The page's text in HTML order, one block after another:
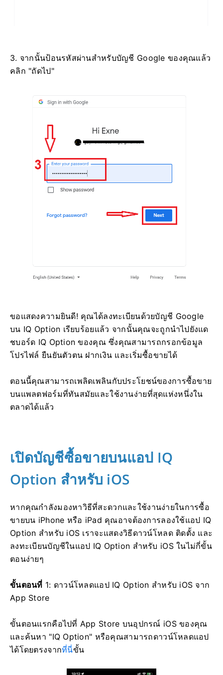
3. จากนั้นป้อนรหัสผ่านสำหรับบัญชี Google ของคุณแล้ว
คลิก "ถัดไป"
ขอแสดงความยินดี! คุณได้ลงทะเบียนด้วยบัญชี Google
บน IQ Option เรียบร้อยแล้ว จากนั้นคุณจะถูกนำไปยังแด
ชบอร์ด IQ Option ของคุณ ซึ่งคุณสามารถกรอกข้อมูล
โปรไฟล์ ยืนยันตัวตน ฝากเงิน และเริ่มซื้อขายได้
ตอนนี้คุณสามารถเพลิดเพลินกับประโยชน์ของการซื้อขาย
บนแพลตฟอร์มที่ทันสมัยและใช้งานง่ายที่สุดแห่งหนึ่งใน
ตลาดได้แล้ว
เปิดบัญชีซื้อขายบนแอป IQ
Option สำหรับ iOS
หากคุณกำลังมองหาวิธีที่สะดวกและใช้งานง่ายในการซื้อ
ขายบน iPhone หรือ iPad คุณอาจต้องการลองใช้แอป IQ
Option สำหรับ iOS เราจะแสดงวิธีดาวน์โหลด ติดตั้ง และ
ลงทะเบียนบัญชีในแอป IQ Option สำหรับ iOS ในไม่กี่ขั้น
ตอนง่ายๆ
ขั้นตอนที่ 1: ดาวน์โหลดแอป IQ Option สำหรับ iOS จาก
App Store
ขั้นตอนแรกคือไปที่ App Store บนอุปกรณ์ iOS ของคุณ
และค้นหา "IQ Option" หรือคุณสามารถดาวน์โหลดแอป
ได้โดยตรงจากที่นี่ขั้น